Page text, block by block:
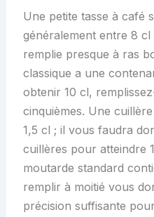
Une petite tasse à café
généralement entre 8 cl
remplie presque à ras
classique a une
obtenir 10 cl,
cinquièmes. Une
1,5 cl ; il vous faudra
cuillères pour atteindre
moutarde standard
remplir à moitié vous
précision suffisante